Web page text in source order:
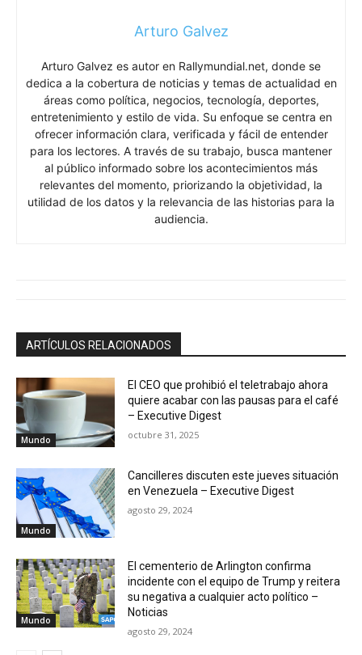
Arturo Galvez
Arturo Galvez es autor en Rallymundial.net, donde se
dedica a la cobertura de noticias y temas de actualidad en
áreas como política, negocios, tecnología, deportes,
entretenimiento y estilo de vida. Su enfoque se centra en
ofrecer información clara, verificada y fácil de entender
para los lectores. A través de su trabajo, busca mantener
al público informado sobre los acontecimientos más
relevantes del momento, priorizando la objetividad, la
utilidad de los datos y la relevancia de las historias para la
audiencia.
ARTÍCULOS RELACIONADOS
Mundo
El CEO que prohibió el teletrabajo ahora
quiere acabar con las pausas para el café
– Executive Digest
octubre 31, 2025
Mundo
Cancilleres discuten este jueves situación
en Venezuela – Executive Digest
agosto 29, 2024
Mundo
El cementerio de Arlington confirma
incidente con el equipo de Trump y reitera
su negativa a cualquier acto político –
Noticias
agosto 29, 2024